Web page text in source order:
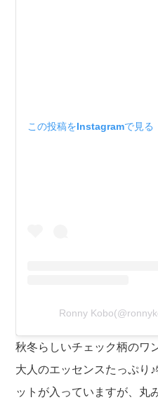
この投稿をInstagramで見る
Ronny
秋冬らしいチェック柄のワ
大人のエッセンスたっぷり
ットが入っていますが、丸